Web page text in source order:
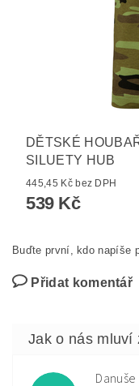
DĚTSKÉ
SILUETY HUB
445,45 Kč bez DPH
539 Kč
Buďte první, kdo napíše
Přidat komentář